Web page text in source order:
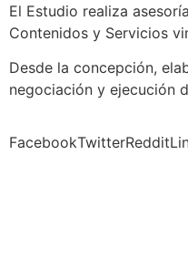
El Estudio realiza
Contenidos y Servicios
Desde la concepción,
negociación y ejecución
FacebookTwitterReddit